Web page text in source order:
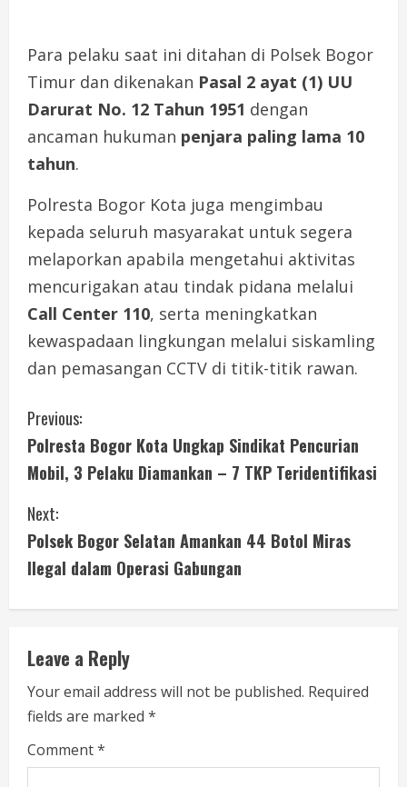
Para pelaku saat ini ditahan di Polsek Bogor
Timur dan dikenakan Pasal 2 ayat (1) UU
Darurat No. 12 Tahun 1951 dengan
ancaman hukuman penjara paling lama 10
tahun.
Polresta Bogor Kota juga mengimbau
kepada seluruh masyarakat untuk segera
melaporkan apabila mengetahui aktivitas
mencurigakan atau tindak pidana melalui
Call Center 110, serta meningkatkan
kewaspadaan lingkungan melalui siskamling
dan pemasangan CCTV di titik-titik rawan.
C
o
n
t
i
n
u
e
R
e
Previous:
Polresta Bogor Kota Ungkap Sindikat Pencurian
Mobil, 3 Pelaku Diamankan – 7 TKP Teridentifikasi
Next:
Polsek Bogor Selatan Amankan 44 Botol Miras
Ilegal dalam Operasi Gabungan
Leave a Reply
Your email address will not be published. Required
fields are marked *
Comment*